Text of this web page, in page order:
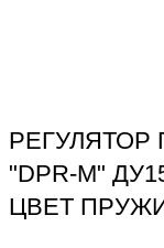
"DPR-M"
ЦВЕТ